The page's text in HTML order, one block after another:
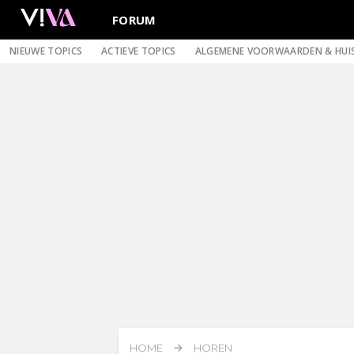
FORUM
NIEUWE TOPICS ACTIEVE TOPICS ALGEMENE VOORWAARDEN &
HOME HOREN